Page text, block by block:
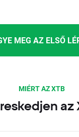
MEG AZ ELSŐ
MIÉRT AZ XTB
az